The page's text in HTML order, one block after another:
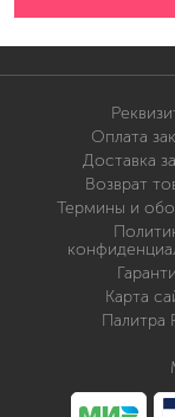
Оплата
Доставка
Возврат
Термины и
Карта
Палитра